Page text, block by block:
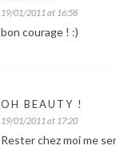
19/01/2011 at 16:58
bon courage ! :)
OH BEAUTY !
19/01/2011 at 17:20
Rester chez moi me